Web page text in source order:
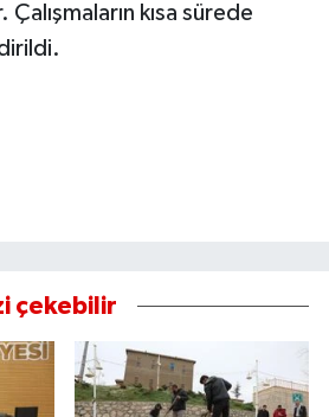
kısa sürede
çekebilir